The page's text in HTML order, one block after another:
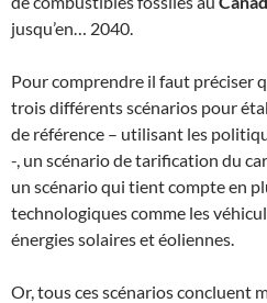
jusqu’en… 2040.
Pour comprendre il faut préciser
trois différents scénarios pour
de référence – utilisant les
-, un scénario de tarification du
un scénario qui tient compte en
technologiques comme les
énergies solaires et éoliennes.
Or, tous ces scénarios concluent